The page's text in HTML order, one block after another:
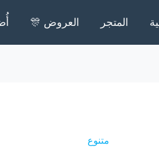
المتجر العروض 🎊
متنوع